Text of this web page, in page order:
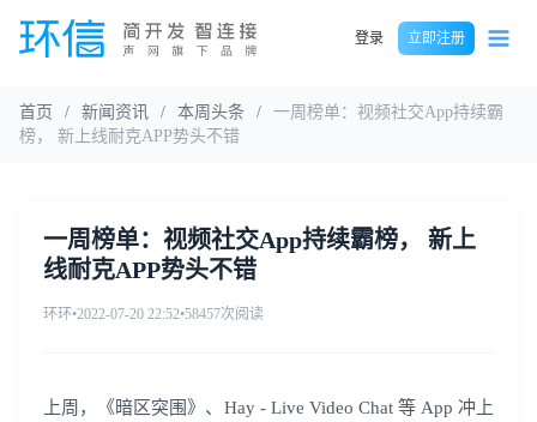
登录 立即注册
首页 / 新闻资讯 / 本周头条 /
一周榜单：视频社交App持续霸
榜， 新上线耐克APP势头不错
一周榜单：视频社交App持续霸榜， 新上
线耐克APP势头不错
环环•2022-07-20 22:52•58457次阅读
上周，《暗区突围》、Hay - Live Video Chat 等 App 冲上